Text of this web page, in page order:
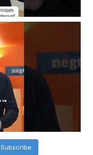
Subscribe